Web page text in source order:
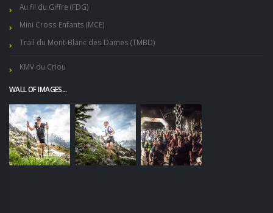
Au fil du Giffre (FDG)
Mini Cross Enfants (MCE)
Trail du Mont-Blanc des Dames (TMBD)
KMV du Criou
WALL OF IMAGES...